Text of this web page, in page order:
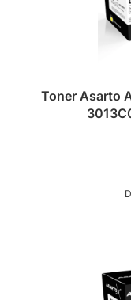
Toner Asarto